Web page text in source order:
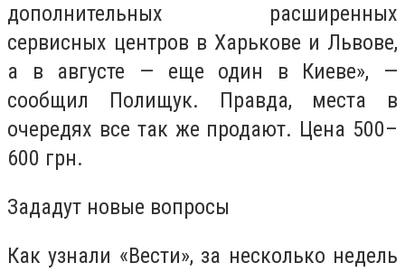
дополнительных расширенных
сервисных центров в Харькове и Львове,
а в августе — еще один в Киеве», —
сообщил Полищук. Правда, места в
очередях все так же продают. Цена 500–
600 грн.
Зададут новые вопросы
Как узнали «Вести», за несколько недель